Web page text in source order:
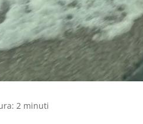
2 minuti